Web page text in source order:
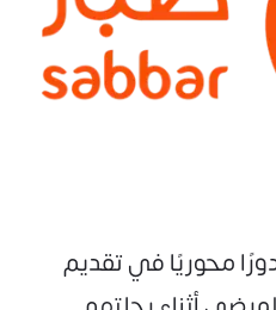
محوريًا في تقديم